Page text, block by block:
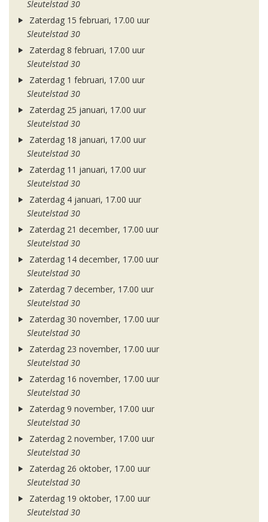
Sleutelstad 30
Zaterdag 15 februari, 17.00 uur
Sleutelstad 30
Zaterdag 8 februari, 17.00 uur
Sleutelstad 30
Zaterdag 1 februari, 17.00 uur
Sleutelstad 30
Zaterdag 25 januari, 17.00 uur
Sleutelstad 30
Zaterdag 18 januari, 17.00 uur
Sleutelstad 30
Zaterdag 11 januari, 17.00 uur
Sleutelstad 30
Zaterdag 4 januari, 17.00 uur
Sleutelstad 30
Zaterdag 21 december, 17.00 uur
Sleutelstad 30
Zaterdag 14 december, 17.00 uur
Sleutelstad 30
Zaterdag 7 december, 17.00 uur
Sleutelstad 30
Zaterdag 30 november, 17.00 uur
Sleutelstad 30
Zaterdag 23 november, 17.00 uur
Sleutelstad 30
Zaterdag 16 november, 17.00 uur
Sleutelstad 30
Zaterdag 9 november, 17.00 uur
Sleutelstad 30
Zaterdag 2 november, 17.00 uur
Sleutelstad 30
Zaterdag 26 oktober, 17.00 uur
Sleutelstad 30
Zaterdag 19 oktober, 17.00 uur
Sleutelstad 30